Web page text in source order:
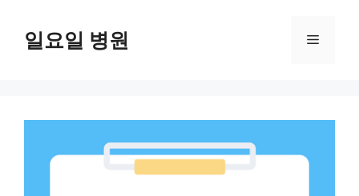
일요일 병원 메